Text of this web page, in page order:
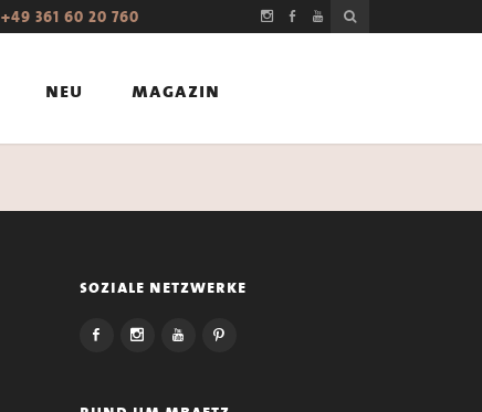
+49 361 60 20 760
neu magazin
soziale netzwerke